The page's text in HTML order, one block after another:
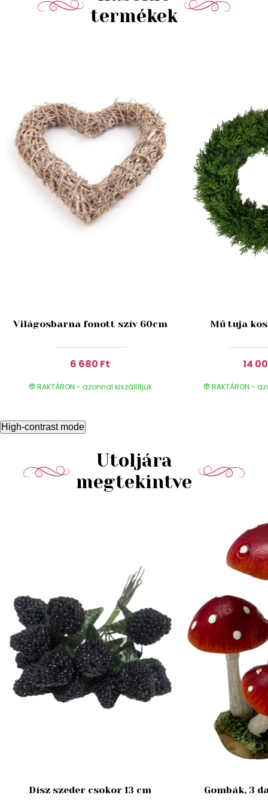
termékek
Világosbarna fonott szív 60cm
6 680 Ft
RAKTÁRON - azonnal kiszállítjuk
Mű tuja
14
RAKTÁRON -
High-contrast mode
Utoljára
megtekintve
Dísz szeder csokor 13 cm Gombák, 3